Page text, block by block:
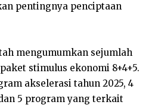
pentingnya penciptaan
mengumumkan sejumlah
stimulus ekonomi 8+4+5.
akselerasi tahun 2025, 4
5 program yang terkait